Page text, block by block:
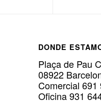
DONDE
Plaça de Pau
08922
Comercial 691
Oficina 931